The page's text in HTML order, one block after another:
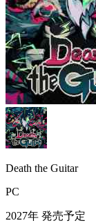
Death the Guitar
PC
2027年 発売予定